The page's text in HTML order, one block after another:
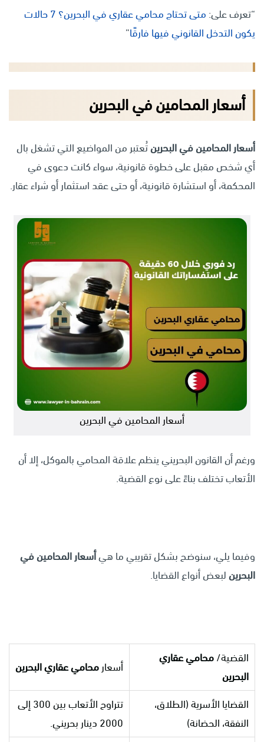
“تعرف على:
متى تحتاج محامي عقاري في البحرين؟ 7 حالات
يكون التدخل القانوني فيها فارقًا”
أسعار المحامين في البحرين
أسعار المحامين في البحرينتُعتبر من المواضيع التي تشغل بال
أي شخص مقبل على خطوة قانونية، سواء كانت دعوى في
المحكمة، أو استشارة قانونية، أو حتى عقد استثمار أو شراء عقار.
أسعار المحامين في البحرين
ورغم أن القانون البحريني ينظم علاقة المحامي بالموكل، إلا أن
الأتعاب تختلف بناءً على نوع القضية.
وفيما يلي، سنوضح بشكل تقريبي ما هيأسعار المحامين في
البحرينلبعض أنواع القضايا.
القضية/محامي عقاري
البحرين
أسعار محامي عقاري البحرين
القضايا الأسرية (الطلاق،
النفقة، الحضانة)
تتراوح الأتعاب بين 300 إلى
2000 دينار بحريني.